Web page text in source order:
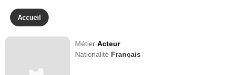
Accueil
MétierActeur
Nationalité Français